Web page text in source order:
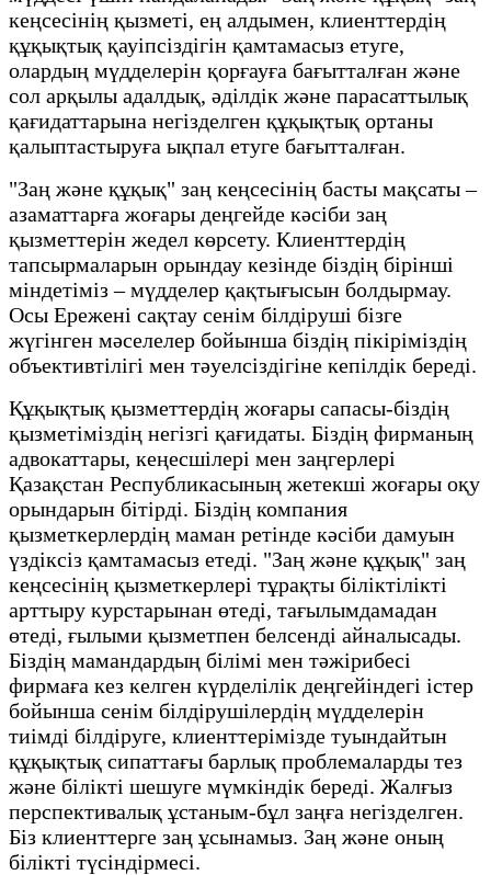
кеңсесінің қызметі, ең алдымен, клиенттердің
құқықтық қауіпсіздігін қамтамасыз етуге,
олардың мүдделерін қорғауға бағытталған және
сол арқылы адалдық, әділдік және парасаттылық
қағидаттарына негізделген құқықтық ортаны
қалыптастыруға ықпал етуге бағытталған.
"Заң және құқық" заң кеңсесінің басты мақсаты –
азаматтарға жоғары деңгейде кәсіби заң
қызметтерін жедел көрсету. Клиенттердің
тапсырмаларын орындау кезінде біздің бірінші
міндетіміз – мүдделер қақтығысын болдырмау.
Осы Ережені сақтау сенім білдіруші бізге
жүгінген мәселелер бойынша біздің пікіріміздің
объективтілігі мен тәуелсіздігіне кепілдік береді.
Құқықтық қызметтердің жоғары сапасы-біздің
қызметіміздің негізгі қағидаты. Біздің фирманың
адвокаттары, кеңесшілері мен заңгерлері
Қазақстан Республикасының жетекші жоғары оқу
орындарын бітірді. Біздің компания
қызметкерлердің маман ретінде кәсіби дамуын
үздіксіз қамтамасыз етеді. "Заң және құқық" заң
кеңсесінің қызметкерлері тұрақты біліктілікті
арттыру курстарынан өтеді, тағылымдамадан
өтеді, ғылыми қызметпен белсенді айналысады.
Біздің мамандардың білімі мен тәжірибесі
фирмаға кез келген күрделілік деңгейіндегі істер
бойынша сенім білдірушілердің мүдделерін
тиімді білдіруге, клиенттерімізде туындайтын
құқықтық сипаттағы барлық проблемаларды тез
және білікті шешуге мүмкіндік береді. Жалғыз
перспективалық ұстаным-бұл заңға негізделген.
Біз клиенттерге заң ұсынамыз. Заң және оның
білікті түсіндірмесі.